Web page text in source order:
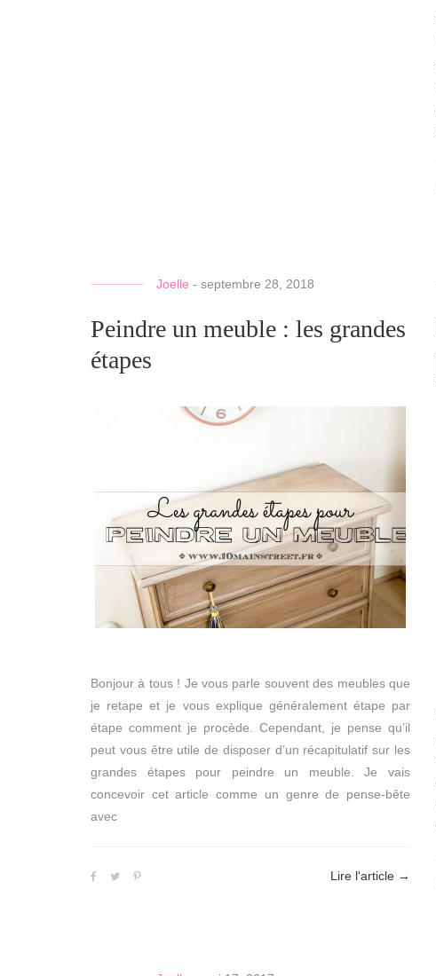
Joelle - septembre 28, 2018
Peindre un meuble : les grandes
étapes
Bonjour à tous ! Je vous parle souvent des meubles que
je retape et je vous explique généralement étape par
étape comment je procède. Cependant, je pense qu’il
peut vous être utile de disposer d’un récapitulatif sur les
grandes étapes pour peindre un meuble. Je vais
concevoir cet article comme un genre de pense-bête
avec
Lire l'article →